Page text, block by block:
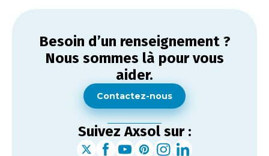
Besoin d’un renseignement ?
Nous sommes là pour vous
aider.
Contactez-nous
Suivez Axsol sur :